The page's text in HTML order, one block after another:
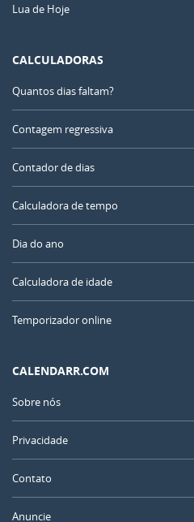
Lua de Hoje
CALCULADORAS
Quantos dias faltam?
Contagem regressiva
Contador de dias
Calculadora de tempo
Dia do ano
Calculadora de idade
Temporizador online
CALENDARR.COM
Sobre nós
Privacidade
Contato
Anuncie